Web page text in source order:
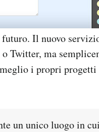
Il nuovo
o Twitter, ma
i propri
un unico luogo in